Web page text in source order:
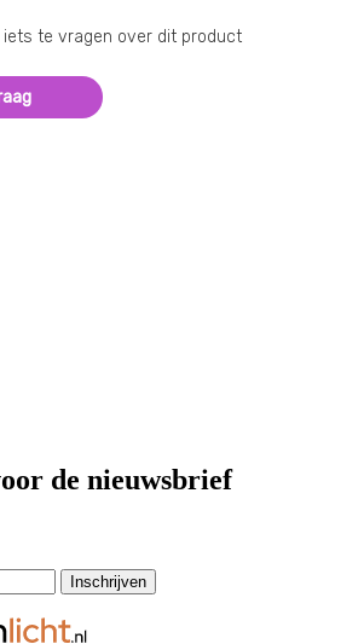
te vragen over dit product
de nieuwsbrief
Inschrijven